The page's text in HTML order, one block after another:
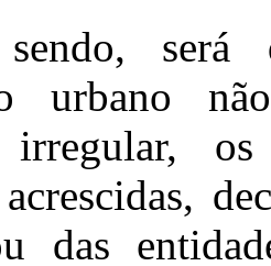
urbano
irregular,
das